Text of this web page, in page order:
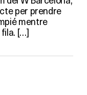
per prendre
mentre
fila. […]